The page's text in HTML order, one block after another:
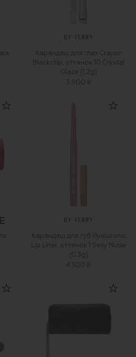
BY TERRY
Карандаш для глаз Crayon
Blackstar, оттенок 10 Crystal
Glaze (1,2g)
3 900 ₽
BY TERRY
Карандаш для губ Hyaluronic
Lip Liner, оттенок 1 Sexy Nude
(0,3g)
4 300 ₽